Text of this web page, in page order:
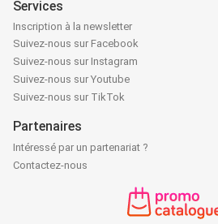
Services
Inscription à la newsletter
Suivez-nous sur Facebook
Suivez-nous sur Instagram
Suivez-nous sur Youtube
Suivez-nous sur TikTok
Partenaires
Intéressé par un partenariat ?
Contactez-nous